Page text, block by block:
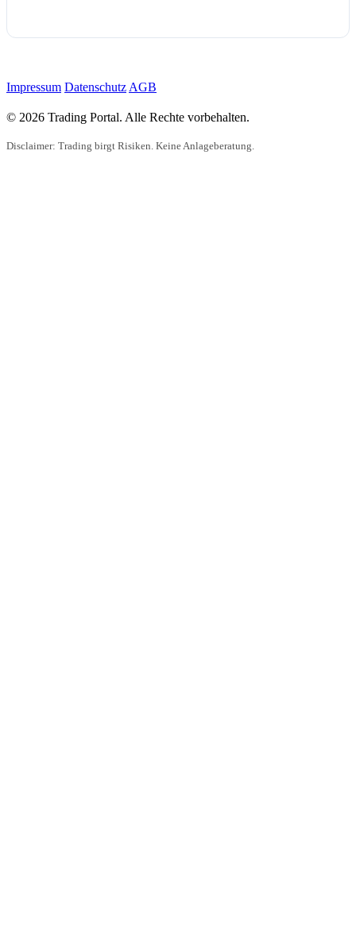
Impressum Datenschutz AGB
© 2026 Trading Portal. Alle Rechte vorbehalten.
Disclaimer: Trading birgt Risiken. Keine Anlageberatung.